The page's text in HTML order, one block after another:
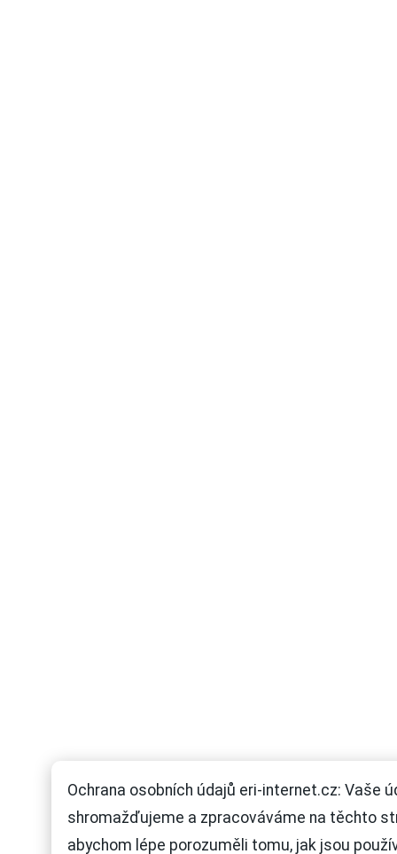
Ochrana osobních údajů eri-internet.cz: Vaše
shromažďujeme a zpracováváme na těchto
abychom lépe porozuměli tomu, jak jsou